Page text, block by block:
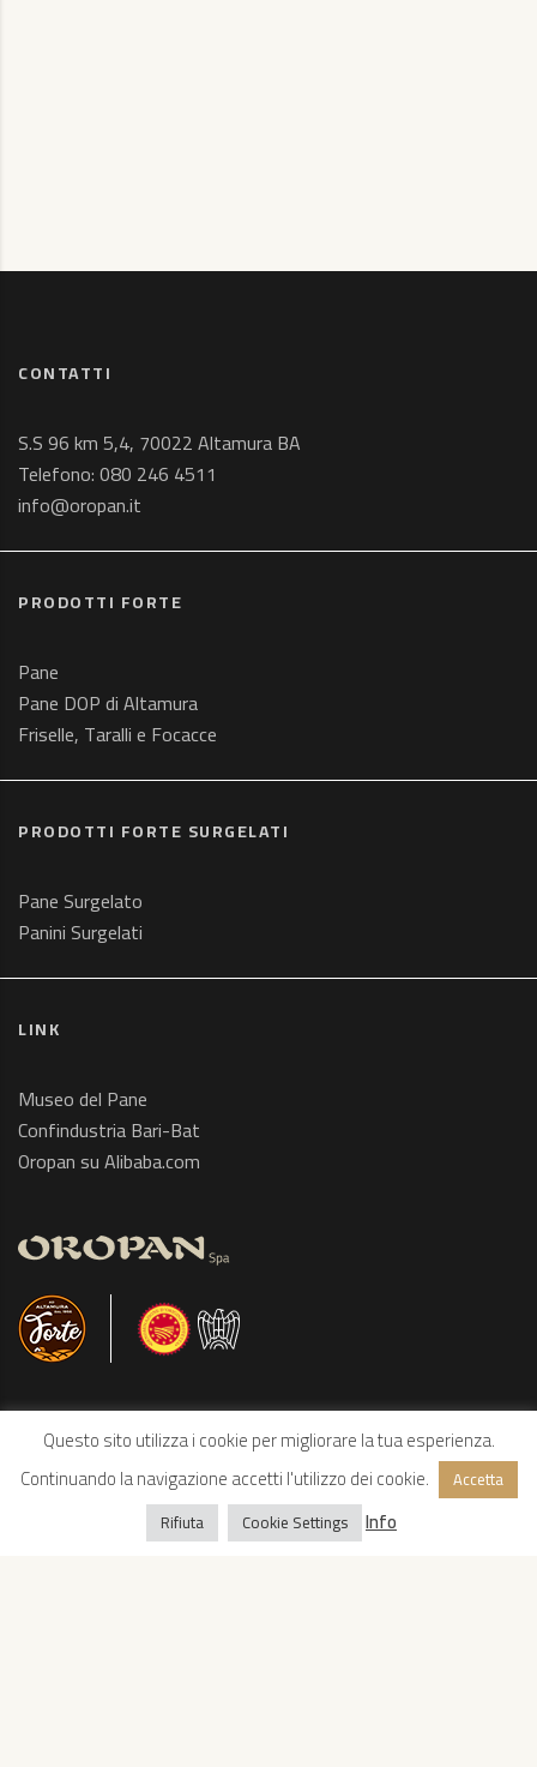
CONTATTI
S.S 96 km 5,4, 70022 Altamura BA
Telefono:080 246 4511
info@oropan.it
PRODOTTI FORTE
Pane
Pane DOP di Altamura
Friselle, Taralli e Focacce
PRODOTTI FORTE SURGELATI
Pane Surgelato
Panini Surgelati
LINK
Museo del Pane
Confindustria Bari-Bat
Oropan su Alibaba.com
Questo sito utilizza i cookie per migliorare la tua esperienza.
Continuando la navigazione accetti l'utilizzo dei cookie.
Accetta
Rifiuta
Cookie Settings Info